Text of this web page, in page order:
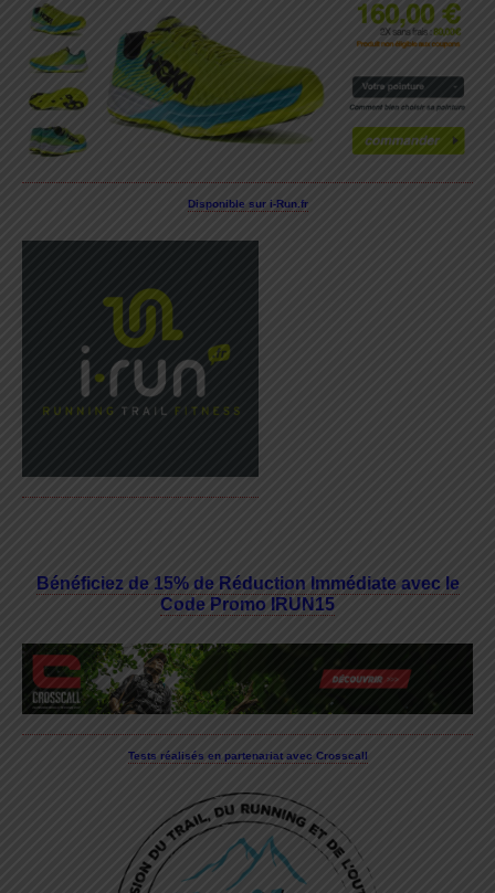
Disponible sur i-Run.fr
Bénéficiez de 15% de Réduction Immédiate avec le
Code Promo IRUN15
Tests réalisés en partenariat avec Crosscall